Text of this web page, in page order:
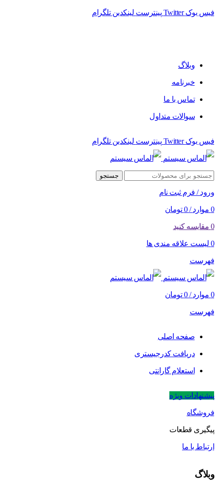
فیس بوک Twitter پینترست لینکدین تلگرام
وبلاگ
خبرنامه
تماس با ما
سوالات متداول
فیس بوک Twitter پینترست لینکدین تلگرام
جستجو
ورود / فرم ثبت نام
0 موارد /
0 تومان
0 مقایسه کنید
0 لیست علاقه مندی ها
فهرست
0 موارد /
0 تومان
فهرست
صفحه اصلی
دریافت کدرجیستری
استعلام گارانتی
پیشنهادات ویژه
فروشگاه
پیگیری قطعات
ارتباط با ما
وبلاگ